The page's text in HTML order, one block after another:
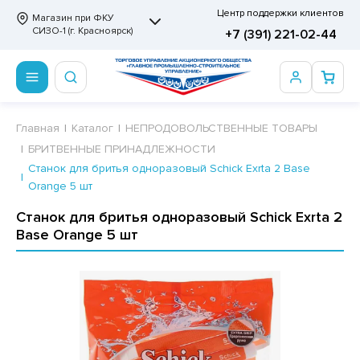
Магазин при ФКУ
СИЗО-1 (г. Красноярск)
Центр поддержки клиентов
+7 (391) 221-02-44
ПРОДОВОЛЬСТВЕННЫЕ ТОВАРЫ
ЗАМОРОЖЕННЫЕ ИЗДЕЛИЯ
ИЗДЕЛИЯ
ВАФЕЛЬНЫЕ ТОРТЫ
ПИТЬЕВАЯ, МИНЕРАЛЬНАЯ
РЕЗИНКА
ПАСТИЛА, МАРМЕЛАД
НЕПРОДОВОЛЬСТВЕННЫЕ ТОВАРЫ
ПРИНАДЛЕЖНОСТИ
ПРИНАДЛЕЖНОСТИ
ТУАЛЕТНАЯ
И ВАТНО-ГИГИЕНИЧЕСКАЯ ПРОДУКЦИЯ
ДЛЯ ДУША
ТОВАРЫ
Сертификаты
Главная Каталог
НЕПРОДОВОЛЬСТВЕННЫЕ ТОВАРЫ
БРИТВЕННЫЕ ПРИНАДЛЕЖНОСТИ
Станок для бритья одноразовый Schick Exrta 2 Base
Orange 5 шт
Станок для бритья одноразовый Schick Exrta 2
Base Orange 5 шт